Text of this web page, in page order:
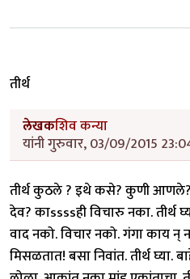
तीर्थ
लेखकशिव कन्या
यांनी गुरुवार, 03/09/2015
तीर्थ कुठले ? इथे कसे? कुणी
देव? काssssही विचारु नका. तीर्थ
वाद नको. विचार नको. गंगा काय न्
मिसळतात! बसा निवांत. तीर्थ घ्या.